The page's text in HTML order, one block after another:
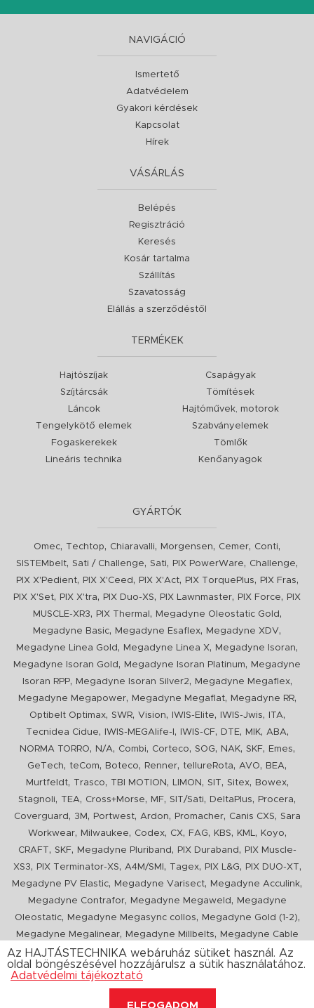
NAVIGÁCIÓ
Ismertető
Adatvédelem
Gyakori kérdések
Kapcsolat
Hírek
VÁSÁRLÁS
Belépés
Regisztráció
Keresés
Kosár tartalma
Szállítás
Szavatosság
Elállás a szerződéstől
TERMÉKEK
Hajtószíjak
Szíjtárcsák
Láncok
Tengelykötő elemek
Fogaskerekek
Lineáris technika
Csapágyak
Tömítések
Hajtóművek, motorok
Szabványelemek
Tömlők
Kenőanyagok
GYÁRTÓK
Omec, Techtop, Chiaravalli, Morgensen, Cemer, Conti,
SISTEMbelt, Sati / Challenge, Sati, PIX PowerWare, Challenge,
PIX X'Pedient, PIX X'Ceed , PIX X'Act, PIX TorquePlus, PIX Fras,
PIX X'Set, PIX X'tra, PIX Duo-XS, PIX Lawnmaster, PIX Force,
PIX
MUSCLE-XR3, PIX Thermal , Megadyne Oleostatic Gold ,
Megadyne Basic, Megadyne Esaflex, Megadyne XDV,
Megadyne Linea Gold , Megadyne Linea X, Megadyne Isoran,
Megadyne Isoran Gold , Megadyne Isoran Platinum,
Megadyne
Isoran RPP, Megadyne Isoran Silver2, Megadyne Megaflex,
Megadyne Megapower, Megadyne Megaflat, Megadyne RR,
Optibelt Optimax, SWR, Vision, IWIS-Elite, IWIS-Jwis, ITA,
Tecnidea Cidue, IWIS-MEGAlife-I , IWIS-CF, DTE, MIK, ABA,
NORMA TORRO, N/A, Combi, Corteco, SOG, NAK, SKF, Emes,
GeTech, teCom, Boteco, Renner, tellureRota, AVO, BEA,
Murtfeldt, Trasco, TBI MOTION , LIMON , SIT, Sitex, Bowex,
Stagnoli, TEA, Cross+Morse, MF, SIT/Sati, DeltaPlus, Procera,
Coverguard , 3M , Portwest, Ardon, Promacher, Canis CXS, Sara
Workwear, Milwaukee, Codex, CX, FAG, KBS, KML, Koyo,
CRAFT, SKF, Megadyne Pluriband , PIX Duraband ,
PIX Muscle-
XS3, PIX Terminator-XS, A4M/SMI , Tagex, PIX L&G, PIX DUO-XT,
Megadyne PV Elastic, Megadyne Varisect, Megadyne Acculink,
Megadyne Contrafor, Megadyne Megaweld ,
Megadyne
Oleostatic, Megadyne Megasync collos, Megadyne Gold (1-2),
Megadyne Megalinear, Megadyne Millbelts,
Megadyne Cable
Pull, PIX X'Ceed,Megadyne Pull Down, Optibelt VB,Mitsuboshi
ConCar,Megadyne Megarib ,PIX HARVESTER,Urgent
Az HAJTÁSTECHNIKA webáruház sütiket használ. Az
oldal böngészésével hozzájárulsz a sütik használatához.
Adatvédelmi tájékoztató
ELFOGADOM